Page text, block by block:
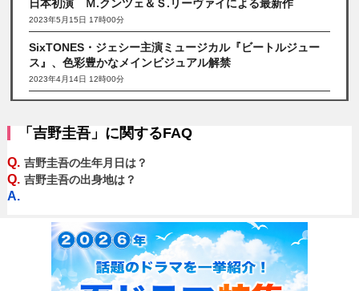
日本初演 Ｍ.クンツェ＆Ｓ.リーヴァイによる最新作
2023年5月15日 17時00分
SixTONES・ジェシー主演ミュージカル『ビートルジュー
ス』、色彩豊かなメインビジュアル解禁
2023年4月14日 12時00分
「吉野圭吾」に関するFAQ
Q. 吉野圭吾の生年月日は？
Q. 吉野圭吾の出身地は？
A.